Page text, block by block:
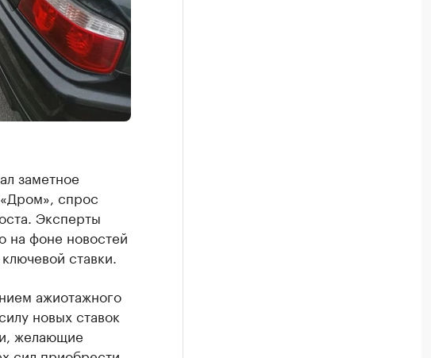
заметное
спрос
Эксперты
на фоне новостей
ставки.
ажиотажного
новых ставок
желающие